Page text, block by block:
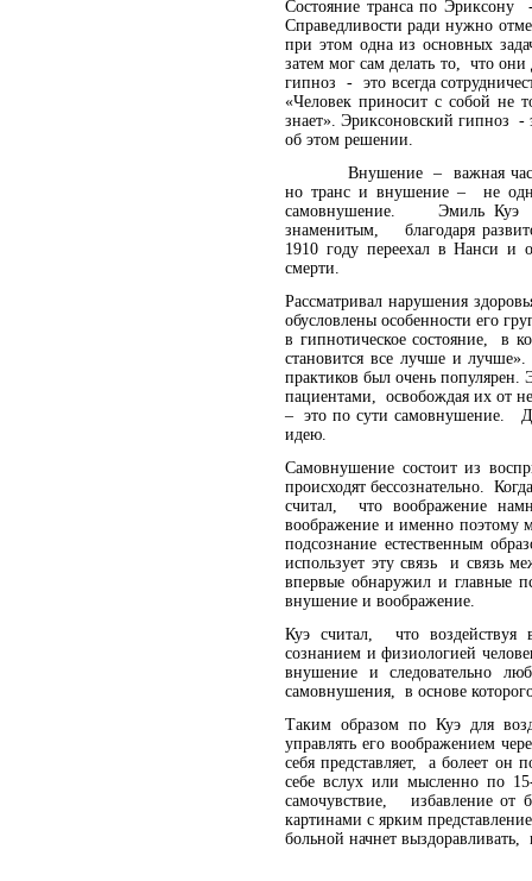
Состояние транса по
Справедливости ради нужно
при этом одна из основных
затем мог сам делать то, что
гипноз - это всегда
«Человек приносит с собой
знает». Эриксоновский гипноз -
об этом решении.
Внушение – важная часть
но транс и внушение – не
самовнушение. Эмиль Куэ
знаменитым, благодаря
1910 году переехал в Нанси и
смерти.
Рассматривал нарушения
обусловлены особенности его
в гипнотическое состояние, в
становится все лучше и
практиков был очень
пациентами, освобождая их от
– это по сути самовнушение.
идею.
Самовнушение состоит из
происходят бессознательно.
считал, что воображение
воображение и именно поэтому
подсознание естественным
использует эту связь и связь
впервые обнаружил и главные
внушение и воображение.
Куэ считал, что воздействуя
сознанием и физиологией
внушение и следовательно
самовнушения, в основе
Таким образом по Куэ для
управлять его воображением
себя представляет, а болеет
себе вслух или мысленно по
самочувствие, избавление от
картинами с ярким
больной начнет